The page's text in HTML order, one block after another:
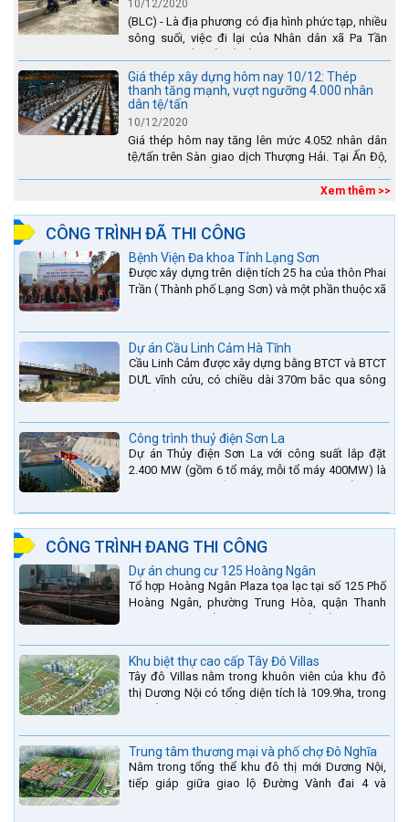
10/12/2020
(BLC) - Là địa phương có địa hình phức tạp, nhiều
sông suối, việc đi lại của Nhân dân xã Pa Tần
lũ....
Giá thép xây dựng hôm nay 10/12: Thép
thanh tăng mạnh, vượt ngưỡng 4.000 nhân
dân tệ/tấn
10/12/2020
Giá thép hôm nay tăng lên mức 4.052 nhân dân
tệ/tấn trên Sàn giao dịch Thượng Hải. Tại Ấn Độ,
Xem thêm >>
CÔNG TRÌNH ĐÃ THI CÔNG
Bệnh Viện Đa khoa Tỉnh Lạng Sơn
Được xây dựng trên diện tích 25 ha của thôn Phai
Trần ( Thành phố Lạng Sơn) và một phần thuộc xã
Dự án Cầu Linh Cảm Hà Tĩnh
Cầu Linh Cảm được xây dựng bằng BTCT và BTCT
DƯL vĩnh cửu, có chiều dài 370m bắc qua sông
Công trình thuỷ điện Sơn La
Dự án Thủy điện Sơn La với công suất lắp đặt
2.400 MW (gồm 6 tổ máy, mỗi tổ máy 400MW) là
CÔNG TRÌNH ĐANG THI CÔNG
Dự án chung cư 125 Hoàng Ngân
Tổ hợp Hoàng Ngân Plaza tọa lạc tại số 125 Phố
Hoàng Ngân, phường Trung Hòa, quận Thanh
Khu biệt thự cao cấp Tây Đô Villas
Tây đô Villas nằm trong khuôn viên của khu đô
thị Dương Nội có tổng diện tích là 109.9ha, trong
Trung tâm thương mại và phố chợ Đô Nghĩa
Nằm trong tổng thể khu đô thị mới Dương Nội,
tiếp giáp giữa giao lộ Đường Vành đai 4 và